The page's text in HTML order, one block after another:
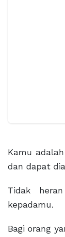
Kamu
dan dapat
Tidak
kepadamu.
Bagi orang